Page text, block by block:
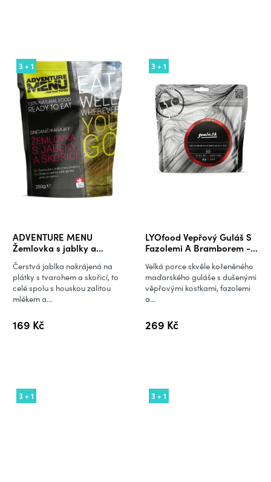
3 + 1
ADVENTURE MENU
Žemlovka s jablky a
skořicí (VEGETARIAN)
169 Kč
Čerstvá jablka nakrájená na
plátky s tvarohem a skořicí, to
celé spolu s houskou zalitou
mlékem a...
3 + 1
LYOfood Vepřový Guláš S
Fazolemi A Bramborem -
269 Kč
Velká porce skvěle kořeněného
maďarského guláše s dušenými
věpřovými kostkami, fazolemi
a...
3 + 1 3 + 1